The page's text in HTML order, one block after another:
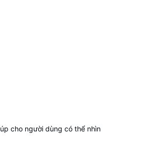
cho người dùng có thể nhìn